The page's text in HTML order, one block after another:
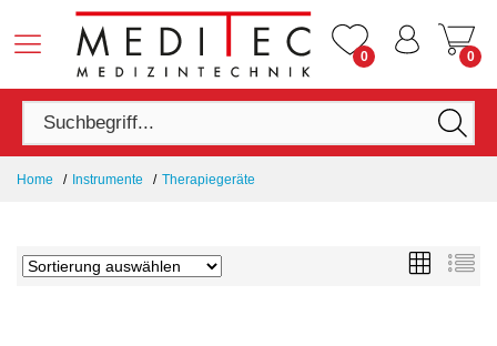
0 0
Home Instrumente Therapiegeräte